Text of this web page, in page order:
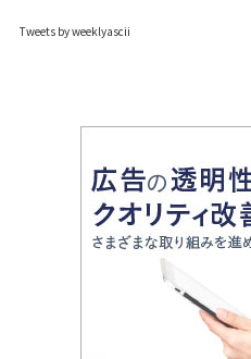
Tweets by weeklyascii